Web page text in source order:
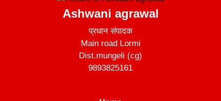
Ashwani agrawal
प्रधान संपादक
Main road Lormi
Dist.mungeli (cg)
9893825161